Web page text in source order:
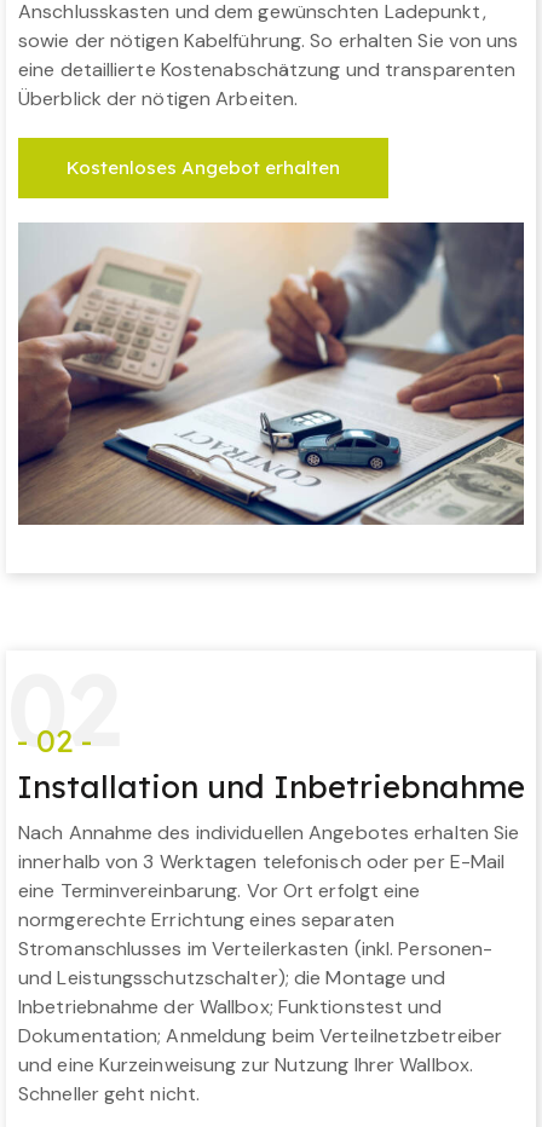
Anschlusskasten und dem gewünschten Ladepunkt,
sowie der nötigen Kabelführung. So erhalten Sie von uns
eine detaillierte Kostenabschätzung und transparenten
Überblick der nötigen Arbeiten.
Kostenloses Angebot erhalten
02
- 02 -
Installation und Inbetriebnahme
Nach Annahme des individuellen Angebotes erhalten Sie
innerhalb von 3 Werktagen telefonisch oder per E-Mail
eine Terminvereinbarung. Vor Ort erfolgt eine
normgerechte Errichtung eines separaten
Stromanschlusses im Verteilerkasten (inkl. Personen-
und Leistungsschutzschalter); die Montage und
Inbetriebnahme der Wallbox; Funktionstest und
Dokumentation; Anmeldung beim Verteilnetzbetreiber
und eine Kurzeinweisung zur Nutzung Ihrer Wallbox.
Schneller geht nicht.